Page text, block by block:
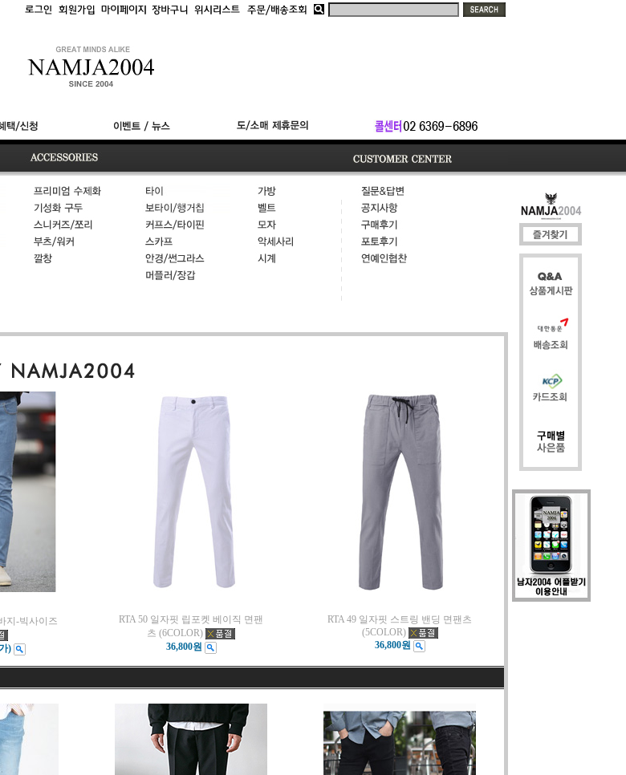
문의 질문 질문
지-빅사이즈
)
RTA 50 일자핏 립포켓 베이직 면팬
츠 (6COLOR)
36,800원
RTA 49 일자핏 스트링 밴딩 면팬츠
(5COLOR)
36,800원